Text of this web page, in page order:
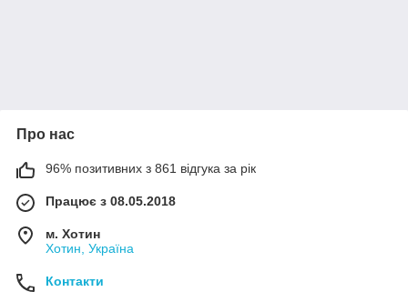
Про нас
96% позитивних з 861 відгука за рік
Працює з 08.05.2018
м. Хотин
Хотин, Україна
Контакти